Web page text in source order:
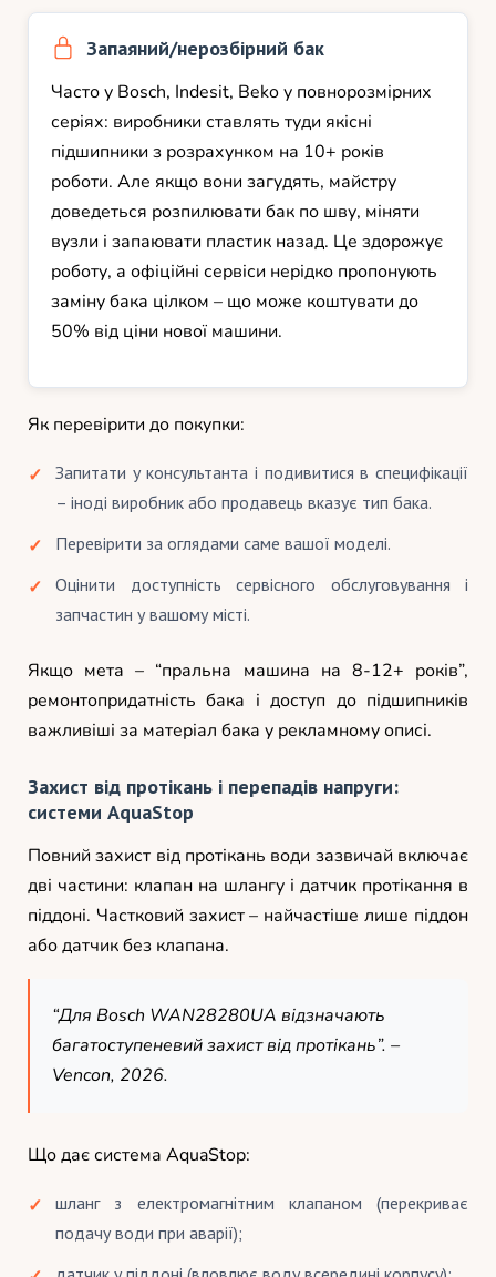
Запаяний/нерозбірний бак
Часто у Bosch, Indesit, Beko у повнорозмірних
серіях: виробники ставлять туди якісні
підшипники з розрахунком на 10+ років
роботи. Але якщо вони загудять, майстру
доведеться розпилювати бак по шву, міняти
вузли і запаювати пластик назад. Це здорожує
роботу, а офіційні сервіси нерідко пропонують
заміну бака цілком – що може коштувати до
50% від ціни нової машини.
Як перевірити до покупки:
Запитати у консультанта і подивитися в специфікації
– іноді виробник або продавець вказує тип бака.
Перевірити за оглядами саме вашої моделі.
Оцінити доступність сервісного обслуговування і
запчастин у вашому місті.
Якщо мета – “пральна машина на 8-12+ років”,
ремонтопридатність бака і доступ до підшипників
важливіші за матеріал бака у рекламному описі.
Захист від протікань і перепадів напруги:
системи AquaStop
Повний захист від протікань води зазвичай включає
дві частини: клапан на шлангу і датчик протікання в
піддоні. Частковий захист – найчастіше лише піддон
або датчик без клапана.
“Для Bosch WAN28280UA відзначають
багатоступеневий захист від протікань”. –
Vencon, 2026.
Що дає система AquaStop:
шланг з електромагнітним клапаном (перекриває
подачу води при аварії);